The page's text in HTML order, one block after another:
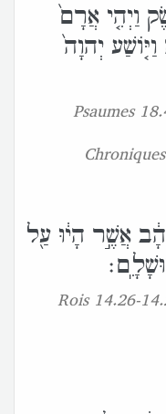
וַיְהִ֤י אֲרָם֙
יְהוָה֙
Psaumes
אֲשֶׁ֣ר הָי֔וּ עַ֖ל